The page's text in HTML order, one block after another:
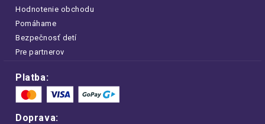
Hodnotenie obchodu
Pomáhame
Bezpečnosť detí
Pre partnerov
Platba:
Doprava: